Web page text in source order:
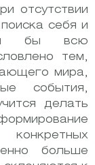
отсутствии
себя и
бы всю
тем,
мира,
события,
делать
конкретных
больше